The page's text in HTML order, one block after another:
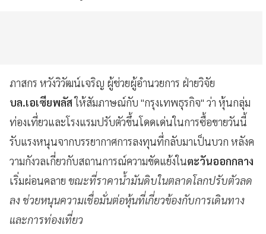
ภาสกร หวังวิวัฒน์เจริญ ผู้ช่วยผู้อำนวยการ ฝ่ายวิจัย
บล.เอเซียพลัสให้สัมภาษณ์กับ "กรุงเทพธุรกิจ" ว่า หุ้นกลุ่ม
ท่องเที่ยวและโรงแรมปรับตัวขึ้นโดดเด่นในการซื้อขายวันนี้
รับแรงหนุนจากบรรยากาศการลงทุนที่กลับมาเป็นบวก หลังค
วามกังวลเกี่ยวกับสถานการณ์ความขัดแย้งในตะวันออกกลาง
เริ่มผ่อนคลาย ขณะที่ราคาน้ำมันดิบในตลาดโลกปรับตัวลด
ลง ช่วยหนุนความเชื่อมั่นต่อหุ้นที่เกี่ยวข้องกับการเดินทาง
และการท่องเที่ยว